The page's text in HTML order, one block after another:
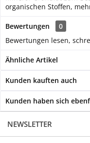
organischen Stoffen,
Bewertungen
0
Bewertungen lesen,
Ähnliche Artikel
Kunden kauften auch
Kunden haben sich
NEWSLETTER